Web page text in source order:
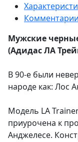
Комментарии
Мужские
(Адидас ЛА
В 90-е были
народе как: Лос
Модель LА
приурочена к
Анджелесе.